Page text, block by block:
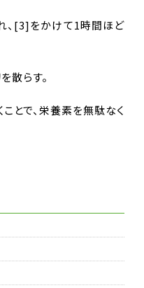
[3]をかけて1時間ほど
散らす。
とで、栄養素を無駄なく